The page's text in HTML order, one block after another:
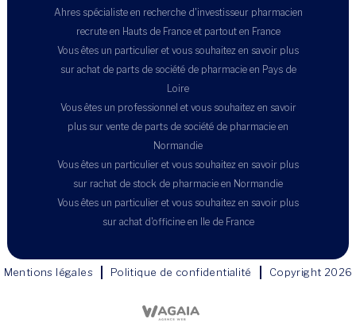
Ahres spécialiste en recherche d'investisseur pharmacien
recrute en Hauts de France et partout en France
Vous êtes un particulier et vous souhaitez en savoir plus
sur achat de parts de société de pharmacie en Pays de
Loire
Vous êtes un professionnel et vous souhaitez en savoir
plus sur vente de parts de société de pharmacie en
Normandie
Vous êtes un particulier et vous souhaitez en savoir plus
sur rachat de stock de pharmacie en Normandie
Vous êtes un particulier et vous souhaitez en savoir plus
sur achat d'officine en Ile de France
Mentions légales Politique de confidentialité Copyright 2026